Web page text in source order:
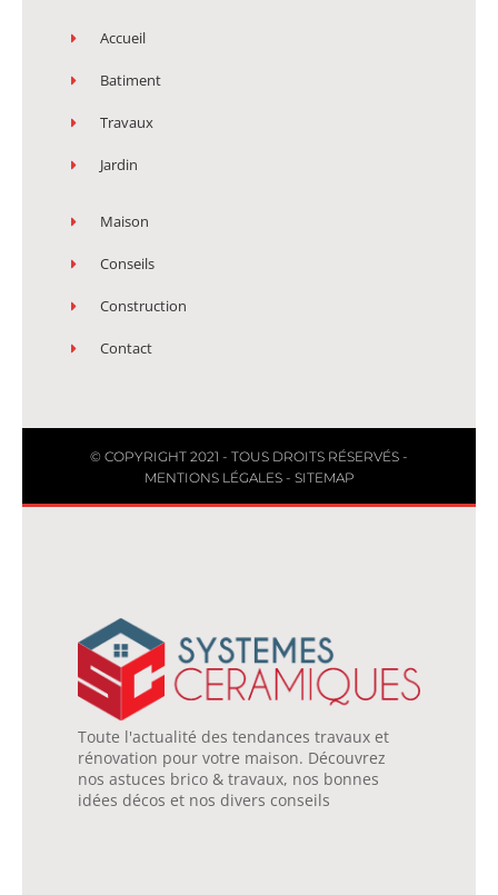
Accueil
Batiment
Travaux
Jardin
Maison
Conseils
Construction
Contact
© COPYRIGHT 2021 - TOUS DROITS RÉSERVÉS -
MENTIONS LÉGALES- SITEMAP
Toute l'actualité des tendances travaux et
rénovation pour votre maison. Découvrez
nos astuces brico & travaux, nos bonnes
idées décos et nos divers conseils